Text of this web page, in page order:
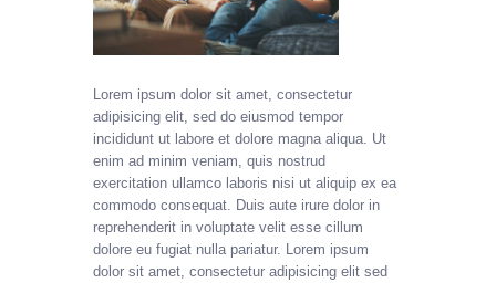
Lorem ipsum dolor sit amet, consectetur
adipisicing elit, sed do eiusmod tempor
incididunt ut labore et dolore magna aliqua. Ut
enim ad minim veniam, quis nostrud
exercitation ullamco laboris nisi ut aliquip ex ea
commodo consequat. Duis aute irure dolor in
reprehenderit in voluptate velit esse cillum
dolore eu fugiat nulla pariatur. Lorem ipsum
dolor sit amet, consectetur adipisicing elit sed